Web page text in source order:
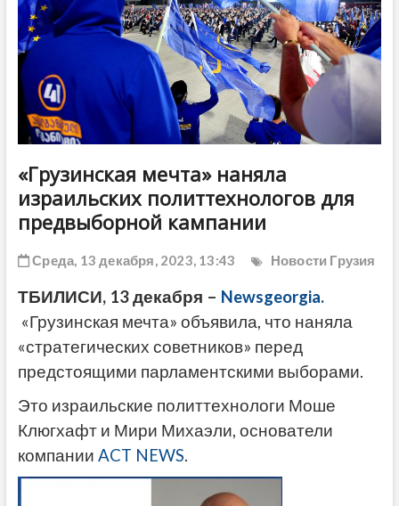
«Грузинская мечта» наняла
израильских политтехнологов для
предвыборной кампании
Среда, 13 декабря, 2023, 13:43 Новости Грузия
ТБИЛИСИ, 13 декабря – Newsgeorgia.
«Грузинская мечта» объявила, что наняла
«стратегических советников» перед
предстоящими парламентскими выборами.
Это израильские политтехнологи Моше
Клюгхафт и Мири Михаэли, основатели
компании ACT NEWS.